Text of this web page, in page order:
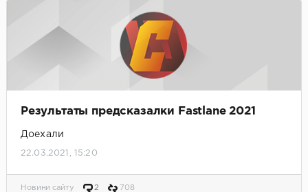
Результаты предсказалки Fastlane 2021
Доехали
22.03.2021, 15:20
Новини сайту 2 708